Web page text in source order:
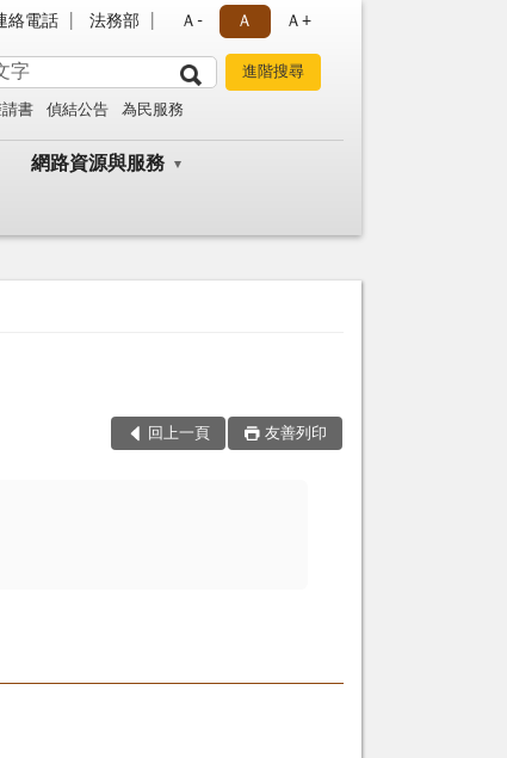
絡電話 法務部 Ａ- Ａ Ａ+
請書 偵結公告 為民服務
網路資源與服務
回上一頁 友善列印